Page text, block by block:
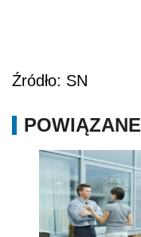
Źródło: SN
POWIĄZANE